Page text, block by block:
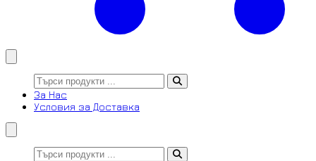
За Нас
Условия за Доставка